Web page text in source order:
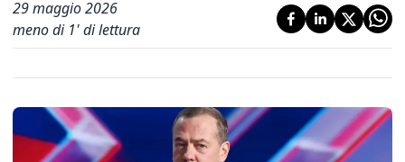
29 maggio 2026
meno di 1' di lettura